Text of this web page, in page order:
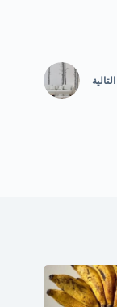
التالية